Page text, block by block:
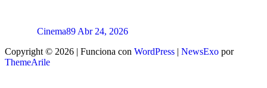
Cinema89 Abr 24, 2026
Copyright © 2026 | Funciona con WordPress | NewsExo por
ThemeArile